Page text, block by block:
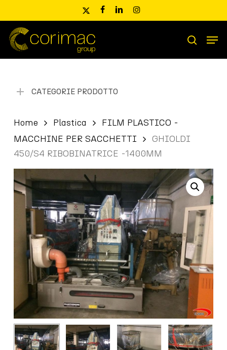
main
content
x-
facebooklinkedininstagram
Ricerca
prodotti
search
CATEGORIE PRODOTTO
Home Plastica
FILM PLASTICO -
MACCHINE PER SACCHETTI
GHIOLDI
450/S4 RIBOBINATRICE -1400MM